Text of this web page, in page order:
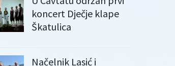
koncert Dječje klape
Škatulica
Načelnik Lasić i